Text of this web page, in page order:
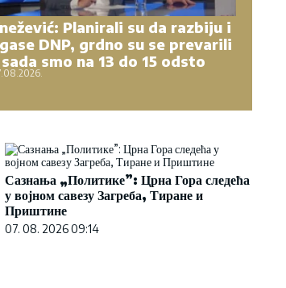
Planirali su da razbiju i
DNP, grdno su se prevarili
smo na 13 do 15 odsto
Сазнања „Политике”: Црна Гора следећа
у војном савезу Загреба, Тиране и
Приштине
07. 08. 2026 09:14